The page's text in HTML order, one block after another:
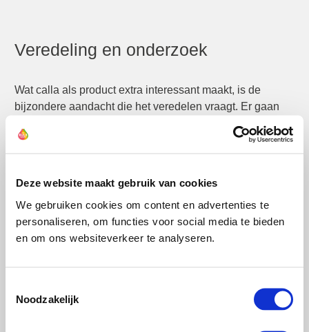
Deze website maakt gebruik van cookies
We gebruiken cookies om content en advertenties te
personaliseren, om functies voor social media te bieden
en om ons websiteverkeer te analyseren.
Noodzakelijk
Veredeling en onderzoek
Wat calla als product extra interessant maakt, is de
bijzondere aandacht die het veredelen vraagt. Er gaan
jaren overheen voordat een nieuw ras de markt op mag.
We kunnen de markt alleen voorzien van sterke en
topproduct kunnen blijven telen. Onder sterke rassen
verstaan we rassen die zuiver van kleur zijn,
voorspelbaar in de groei en bloei, stevig, rijkbloeiend en
jaarrond te telen. Vanzelfsprekend richten we ons op